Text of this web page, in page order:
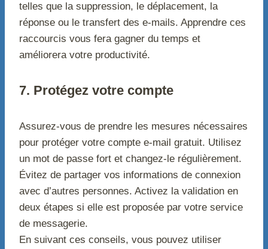
telles que la suppression, le déplacement, la
réponse ou le transfert des e-mails. Apprendre ces
raccourcis vous fera gagner du temps et
améliorera votre productivité.
7. Protégez votre compte
Assurez-vous de prendre les mesures nécessaires
pour protéger votre compte e-mail gratuit. Utilisez
un mot de passe fort et changez-le régulièrement.
Évitez de partager vos informations de connexion
avec d’autres personnes. Activez la validation en
deux étapes si elle est proposée par votre service
de messagerie.
En suivant ces conseils, vous pouvez utiliser